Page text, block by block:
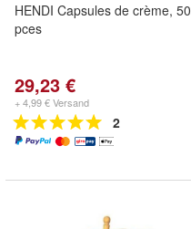
HENDI Capsules de crème, 50
pces
29,23 €
+ 4,99 € Versand
2